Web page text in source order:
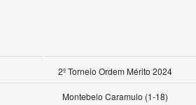
2º Torneio Ordem Mérito 2024
Montebelo Caramulo (1-18)